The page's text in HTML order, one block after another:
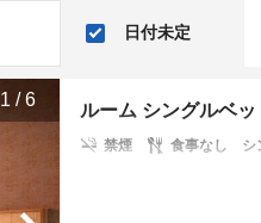
日付未定
1 /6
ルーム シングルベッ
禁煙 食事なし
シ